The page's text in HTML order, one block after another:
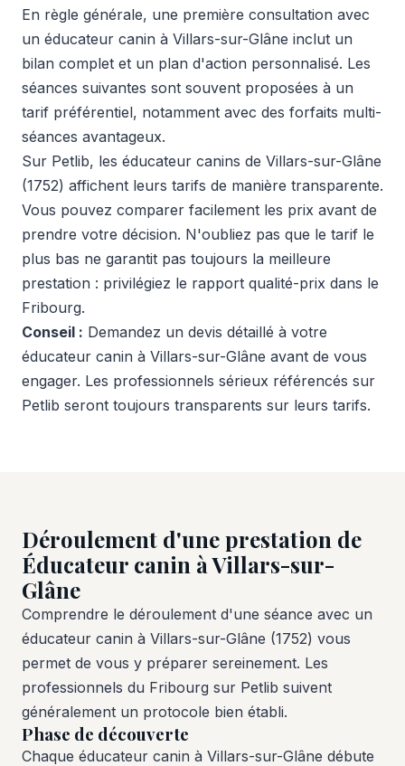
En règle générale, une première consultation avec
un éducateur canin à Villars-sur-Glâne inclut un
bilan complet et un plan d'action personnalisé. Les
séances suivantes sont souvent proposées à un
tarif préférentiel, notamment avec des forfaits multi-
séances avantageux.
Sur Petlib, les éducateur canins de Villars-sur-Glâne
(1752) affichent leurs tarifs de manière transparente.
Vous pouvez comparer facilement les prix avant de
prendre votre décision. N'oubliez pas que le tarif le
plus bas ne garantit pas toujours la meilleure
prestation : privilégiez le rapport qualité-prix dans le
Fribourg.
Conseil : Demandez un devis détaillé à votre
éducateur canin à Villars-sur-Glâne avant de vous
engager. Les professionnels sérieux référencés sur
Petlib seront toujours transparents sur leurs tarifs.
Déroulement d'une prestation de
Éducateur canin à Villars-sur-
Glâne
Comprendre le déroulement d'une séance avec un
éducateur canin à Villars-sur-Glâne (1752) vous
permet de vous y préparer sereinement. Les
professionnels du Fribourg sur Petlib suivent
généralement un protocole bien établi.
Phase de découverte
Chaque éducateur canin à Villars-sur-Glâne débute